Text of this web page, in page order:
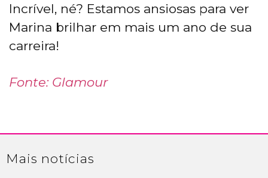
Incrível, né? Estamos ansiosas para ver
Marina brilhar em mais um ano de sua
carreira!
Fonte: Glamour
Mais notícias